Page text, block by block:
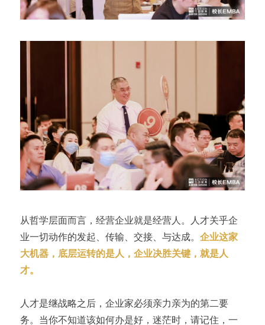
从哲学层面而言，经营企业就是经营人。人才关乎企
业一切动作的发起、传输、交接、与达成。 企业这家
大机器，底层运转的是人，企业决胜关键，就是人
才。
人才是继战略之后，企业家必须亲力亲为的第二要
务。当你不知道该如何办是好，迷茫时，请记住，一